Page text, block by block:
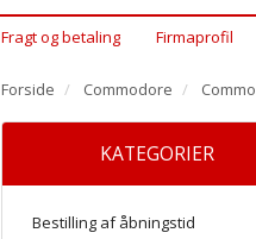
Fragt og betaling Firmaprofil
Forside Commodore
KATEGORIER
Bestilling af åbningstid